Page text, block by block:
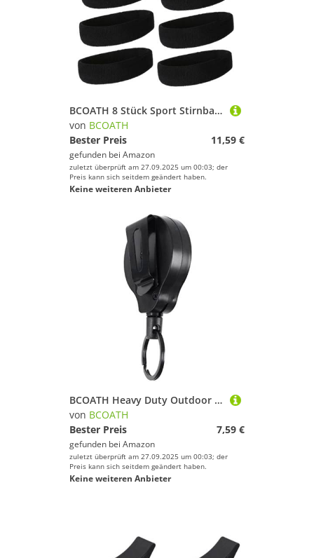
BCOATH 8 Stück Sport Stirnband Unisex Haarbänder Athletisches Stirnband Laufschweißband Herren rutschfeste Sportbänder Radsport Schweißbänder Gym Haarband Haarband Fitness
von BCOATH
Bester Preis
11,59 €
gefunden bei Amazon
zuletzt überprüft am 27.09.2025 um 00:03; der
Preis kann sich seitdem geändert haben.
Keine weiteren Anbieter
BCOATH Heavy Duty Outdoor Retractable Carabiner mit Sicherheitsverschluss Vielseitige Kletter und Angel Schnalle für Camping Wandern Fahrrad mit Einfachem Befestigen an Gürtel Tasche
von BCOATH
Bester Preis
7,59 €
gefunden bei Amazon
zuletzt überprüft am 27.09.2025 um 00:03; der
Preis kann sich seitdem geändert haben.
Keine weiteren Anbieter